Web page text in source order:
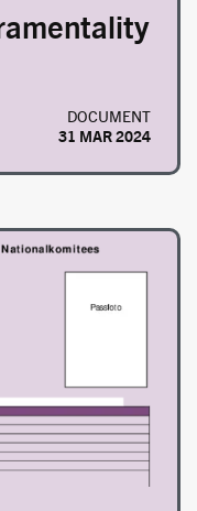
DOCUMENT
31 MAR 2024